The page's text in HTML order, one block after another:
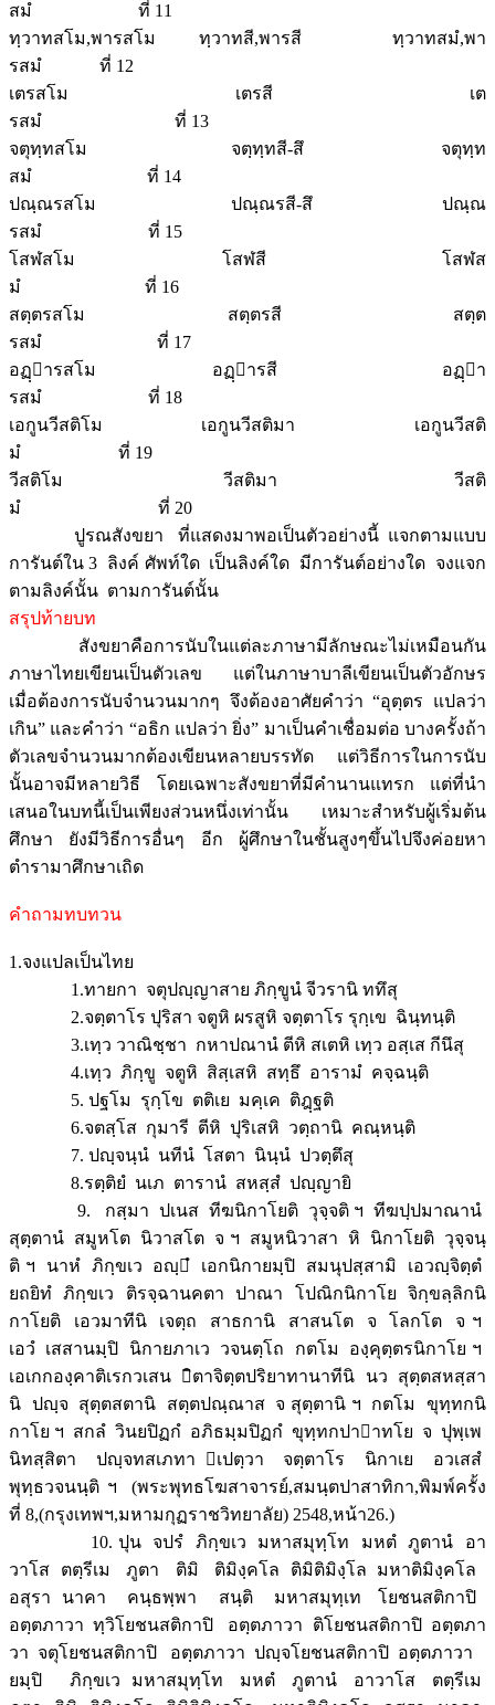
สมํ ที่ 11
ทฺวาทสโม,พารสโม ทฺวาทสี,พารสี ทฺวาทสมํ,พา
รสมํ ที่ 12
เตรสโม เตรสี เต
รสมํ ที่ 13
จตุทฺทสโม จตฺทฺทสี-สึ จตุทฺท
สมํ ที่ 14
ปณฺณรสโม ปณฺณรสี-สึ ปณฺณ
รสมํ ที่ 15
โสฬสโม โสฬสี โสฬส
มํ ที่ 16
สตฺตรสโม สตฺตรสี สตฺต
รสมํ ที่ 17
อฏฺารสโม อฏฺารสี อฏฺา
รสมํ ที่ 18
เอกูนวีสติโม เอกูนวีสติมา เอกูนวีสติ
มํ ที่ 19
วีสติโม วีสติมา วีสติ
มํ ที่ 20
ปูรณสังขยา ที่แสดงมาพอเป็นตัวอย่างนี้ แจกตามแบบ
การันต์ใน 3 ลิงค์ ศัพท์ใด เป็นลิงค์ใด มีการันต์อย่างใด จงแจก
ตามลิงค์นั้น ตามการันต์นั้น
สรุปท้ายบท
สังขยาคือการนับในแต่ละภาษามีลักษณะไม่เหมือนกัน
ภาษาไทยเขียนเป็นตัวเลข แต่ในภาษาบาลีเขียนเป็นตัวอักษร
เมื่อต้องการนับจำนวนมากๆ จึงต้องอาศัยคำว่า “อุตฺตร แปลว่า
เกิน” และคำว่า “อธิก แปลว่า ยิ่ง” มาเป็นคำเชื่อมต่อ บางครั้งถ้า
ตัวเลขจำนวนมากต้องเขียนหลายบรรทัด แต่วิธีการในการนับ
นั้นอาจมีหลายวิธี โดยเฉพาะสังขยาที่มีคำนานแทรก แต่ที่นำ
เสนอในบทนี้เป็นเพียงส่วนหนึ่งเท่านั้น เหมาะสำหรับผู้เริ่มต้น
ศึกษา ยังมีวิธีการอื่นๆ อีก ผู้ศึกษาในชั้นสูงๆขึ้นไปจึงค่อยหา
ตำรามาศึกษาเถิด
คำถามทบทวน
1.จงแปลเป็นไทย
1.ทายกา จตุปญฺญาสาย ภิกฺขูนํ จีวรานิ ททึสุ
2.จตฺตาโร ปุริสา จตูหิ ผรสูหิ จตฺตาโร รุกฺเข ฉินฺทนฺติ
3.เทฺว วาณิชฺชา กหาปณานํ ตีหิ สเตหิ เทฺว อสฺเส กีนึสุ
4.เทฺว ภิกฺขู จตูหิ สิสฺเสหิ สทฺธึ อารามํ คจฺฉนฺติ
5. ปฐโม รุกฺโข ตติเย มคฺเค ติฎฺฐติ
6.จตสฺโส กุมารี ตีหิ ปุริเสหิ วตฺถานิ คณฺหนฺติ
7. ปญฺจนฺนํ นทีนํ โสตา นินฺนํ ปวตฺตึสุ
8.รตฺติยํ นเภ ตารานํ สหสฺสํ ปญฺญายิ
9. กสฺมา ปเนส ทีฆนิกาโยติ วุจฺจติ ฯ ทีฆปฺปมาณานํ
สุตฺตานํ สมูหโต นิวาสโต จ ฯ สมูหนิวาสา หิ นิกาโยติ วุจฺจนฺ
ติ ฯ นาหํ ภิกฺขเว อญฺํ เอกนิกายมฺปิ สมนุปสฺสามิ เอวญฺจิตฺตํ
ยถยิทํ ภิกฺขเว ติรจฺฉานคตา ปาณา โปณิกนิกาโย จิกฺขลฺลิกนิ
กาโยติ เอวมาทีนิ เจตฺถ สาธกานิ สาสนโต จ โลกโต จ ฯ
เอวํ เสสานมฺปิ นิกายภาเว วจนตฺโถ กตโม องฺคุตฺตรนิกาโย ฯ
เอเกกองฺคาติเรกวเสน ิตาจิตฺตปริยาทานาทีนิ นว สุตฺตสหสฺสา
นิ ปญฺจ สุตฺตสตานิ สตฺตปณฺณาส จ สุตฺตานิ ฯ กตโม ขุทฺทกนิ
กาโย ฯ สกลํ วินยปิฏกํ อภิธมฺมปิฏกํ ขุทฺทกปาาทโย จ ปุพฺเพ
นิทสฺสิตา ปญฺจทสเภทา เปตฺวา จตฺตาโร นิกาเย อวเสสํ
พุทฺธวจนนฺติ ฯ (พระพุทธโฆสาจารย์,สมนฺตปาสาทิกา,พิมพ์ครั้ง
ที่ 8,(กรุงเทพฯ,มหามกุฏราชวิทยาลัย) 2548,หน้า26.)
10. ปุน จปรํ ภิกฺขเว มหาสมุทฺโท มหตํ ภูตานํ อา
วาโส ตตฺรีเม ภูตา ติมิ ติมิงฺคโล ติมิติมิงฺโล มหาติมิงฺคโล
อสุรา นาคา คนฺธพฺพา สนฺติ มหาสมุทฺเท โยชนสติกาปิ
อตฺตภาวา ทฺวิโยชนสติกาปิ อตฺตภาวา ติโยชนสติกาปิ อตฺตภา
วา จตุโยชนสติกาปิ อตฺตภาวา ปญฺจโยชนสติกาปิ อตฺตภาวา
ยมฺปิ ภิกฺขเว มหาสมุทฺโท มหตํ ภูตานํ อาวาโส ตตฺรีเม